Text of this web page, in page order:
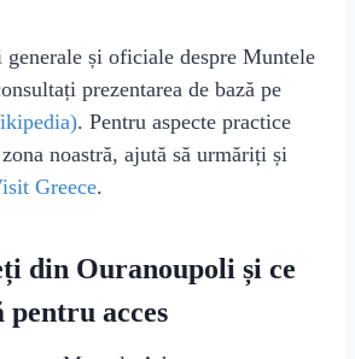
și oficiale despre Muntele
prezentarea de bază pe
. Pentru aspecte practice
noastră, ajută să urmăriți și
Greece.
din Ouranoupoli și ce
acces